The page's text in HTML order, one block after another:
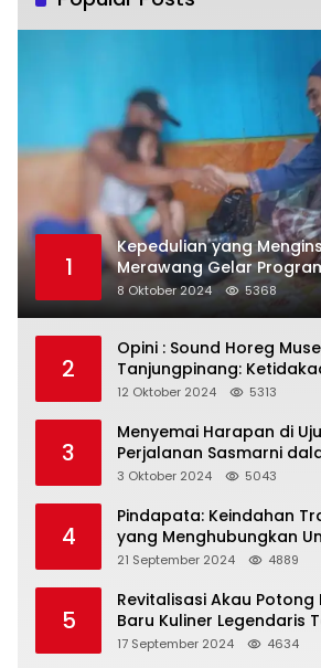
1
Kepedulian yang
Merawang Gelar
Segenggam Beras”
8 Oktober 2024 5368
2
Opini : Sound Horeg
Tanjungpinang:
Representasi
12 Oktober 2024 5313
3
Menyemai Harapan di
Perjalanan Sasmarni
Hati dan Jiwa
3 Oktober 2024 5043
4
Pindapata: Keindahan
yang Menghubungkan
Spiritualitas dan
21 September 2024 4889
5
Revitalisasi Akau Potong
Baru Kuliner Legendaris
17 September 2024 4634